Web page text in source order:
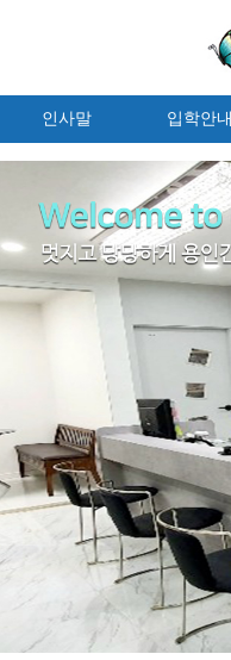
인사말 입학안내